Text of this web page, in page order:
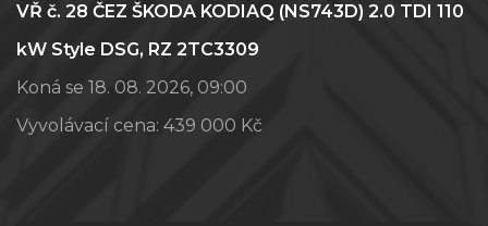
VŘ č. 28 ČEZ ŠKODA KODIAQ (NS743D) 2.0 TDI 110
kW Style DSG, RZ 2TC3309
Koná se 18. 08. 2026, 09:00
Vyvolávací cena: 439 000 Kč